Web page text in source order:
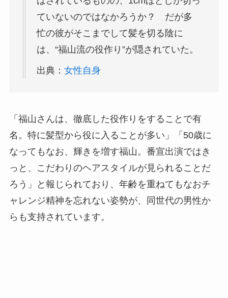
ていないのではなかろうか？ だが多
忙の彼がそこまでして髪を切る陰に
は、“福山流の役作り”が隠されていた。
出典： 女性自身
「福山さんは、徹底した役作りをすることで有
名。特に髪型から役に入ることが多い」「50歳に
なってもなお、輝きを増す福山。番宣出演ではき
っと、こだわりのヘアスタイルが見られることだ
ろう」と報じられており、年齢を重ねてもなおチ
ャレンジ精神を忘れない姿勢が、同世代の男性か
らも支持されています。